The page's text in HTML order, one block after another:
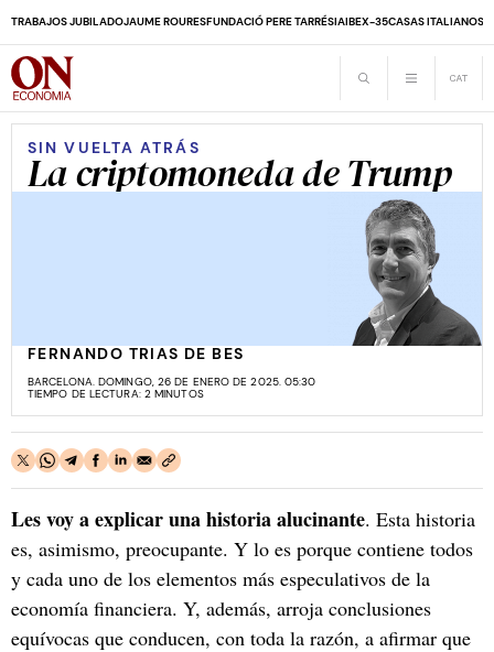
TRABAJOS JUBILADOJAUME ROURESFUNDACIÓ PERE TARRÉSIAIBEX-35CASAS ITALIANOS
SIN VUELTA ATRÁS
La criptomoneda de Trump
FERNANDO TRIAS DE BES
BARCELONA. DOMINGO, 26 DE ENERO DE 2025. 05:30
TIEMPO DE LECTURA: 2 MINUTOS
Les voy a explicar una historia alucinante. Esta historia
es, asimismo, preocupante. Y lo es porque contiene todos
y cada uno de los elementos más especulativos de la
economía financiera. Y, además, arroja conclusiones
equívocas que conducen, con toda la razón, a afirmar que